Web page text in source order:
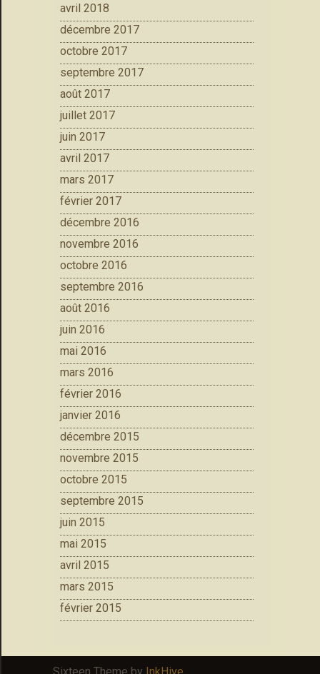
avril 2018
décembre 2017
octobre 2017
septembre 2017
août 2017
juillet 2017
juin 2017
avril 2017
mars 2017
février 2017
décembre 2016
novembre 2016
octobre 2016
septembre 2016
août 2016
juin 2016
mai 2016
mars 2016
février 2016
janvier 2016
décembre 2015
novembre 2015
octobre 2015
septembre 2015
juin 2015
mai 2015
avril 2015
mars 2015
février 2015